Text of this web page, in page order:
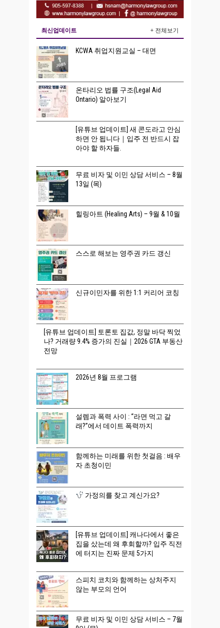
최신업데이트 + 전체보기
KCWA 취업지원교실 – 대면
온타리오 법률 구조(Legal Aid
Ontario) 알아보기
[유튜브 업데이트] 새 콘도라고 안심
하면 안 됩니다｜입주 전 반드시 잡
아야 할 하자들.
무료 비자 및 이민 상담 서비스 – 8월
13일 (목)
힐링아트 (Healing Arts) – 9월 & 10월
스스로 해보는 영주권 카드 갱신
신규이민자를 위한 1:1 커리어 코칭
[유튜브 업데이트] 토론토 집값, 정말 바닥 찍었
나? 거래량 9.4% 증가의 진실｜2026 GTA 부동산
전망
2026년 8월 프로그램
설렘과 폭력 사이 : “라면 먹고 갈
래?”에서 데이트 폭력까지
함께하는 미래를 위한 첫걸음 : 배우
자 초청이민
가정의를 찾고 계신가요?
[유튜브 업데이트] 캐나다에서 좋은
집을 샀는데 왜 후회할까? 입주 직전
에 터지는 진짜 문제 5가지
스피치 코치와 함께하는 상처주지
않는 부모의 언어
무료 비자 및 이민 상담 서비스 – 7월